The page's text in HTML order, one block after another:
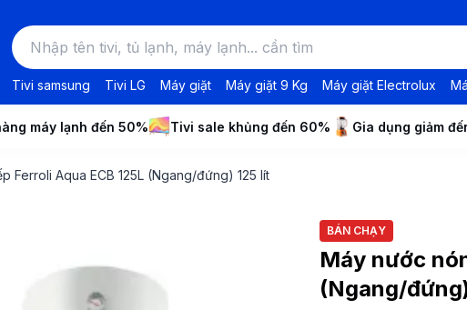
Tivi samsung Tivi LG Máy giặt Máy giặt 9 Kg Máy giặt Electrolux
máy lạnh đến 50% Tivi sale khủng đến 60% Gia dụng giảm
Ferroli Aqua ECB 125L (Ngang/đứng) 125 lít
BÁN CHẠY
Máy nước
(Ngang/